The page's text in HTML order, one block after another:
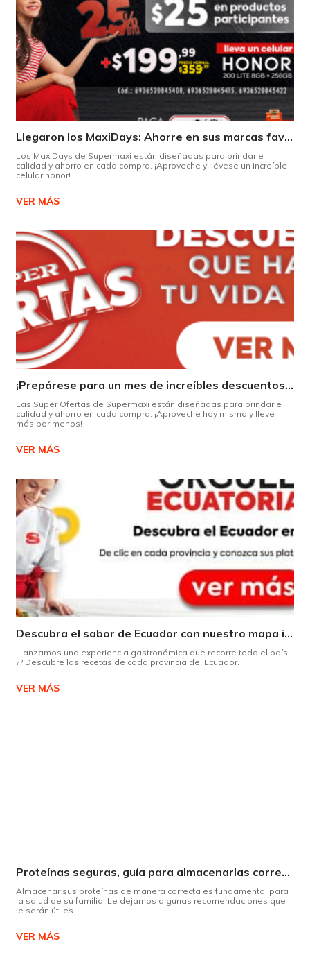
Llegaron los MaxiDays: Ahorre en sus marcas favoritas
Los MaxiDays de Supermaxi están diseñadas para brindarle
calidad y ahorro en cada compra. ¡Aproveche y llévese un increíble
celular honor!
VER MÁS
¡Prepárese para un mes de increíbles descuentos en Supermaxi!
Las Super Ofertas de Supermaxi están diseñadas para brindarle
calidad y ahorro en cada compra. ¡Aproveche hoy mismo y lleve
más por menos!
VER MÁS
Descubra el sabor de Ecuador con nuestro mapa interactivo de recetas
¡Lanzamos una experiencia gastronómica que recorre todo el país!
?? Descubre las recetas de cada provincia del Ecuador.
VER MÁS
Proteínas seguras, guía para almacenarlas correctamente Copiar
Almacenar sus proteínas de manera correcta es fundamental para
la salud de su familia. Le dejamos algunas recomendaciones que
le serán útiles
VER MÁS